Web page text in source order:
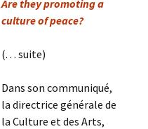
Are they promoting a
culture of peace?
(. . . suite)
Dans son communiqué,
la directrice générale de
la Culture et des Arts,